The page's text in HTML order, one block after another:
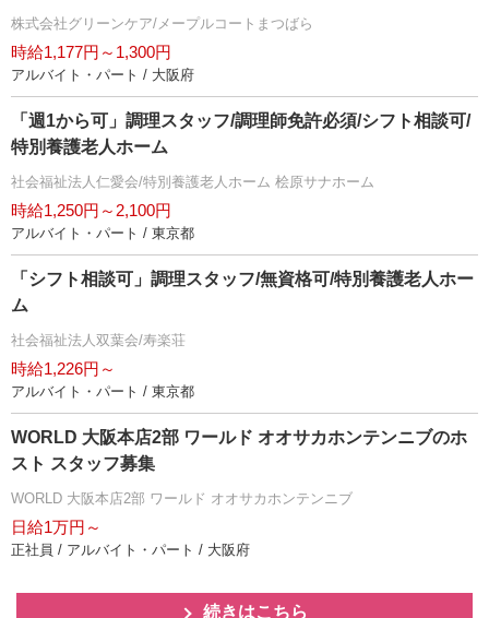
株式会社グリーンケア/メープルコートまつばら
時給1,177円～1,300円
アルバイト・パート / 大阪府
「週1から可」調理スタッフ/調理師免許必須/シフト相談可/
特別養護老人ホーム
社会福祉法人仁愛会/特別養護老人ホーム 桧原サナホーム
時給1,250円～2,100円
アルバイト・パート / 東京都
「シフト相談可」調理スタッフ/無資格可/特別養護老人ホー
ム
社会福祉法人双葉会/寿楽荘
時給1,226円～
アルバイト・パート / 東京都
WORLD 大阪本店2部 ワールド オオサカホンテンニブのホ
スト スタッフ募集
WORLD 大阪本店2部 ワールド オオサカホンテンニブ
日給1万円～
正社員 / アルバイト・パート / 大阪府
続きはこちら